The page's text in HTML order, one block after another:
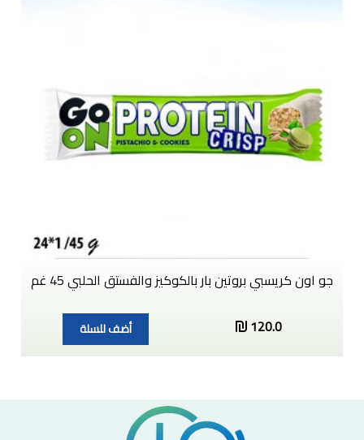
جو اون كريسبي بروتين بار بالكوكيز والفستق الحلبي 45 غم
120.0
أضف للسلة